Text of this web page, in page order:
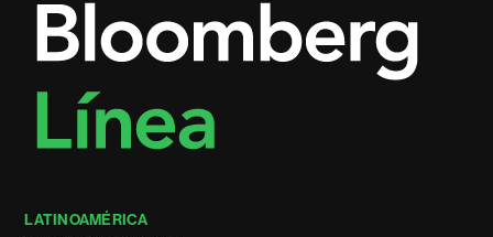
LATINOAMÉRICA